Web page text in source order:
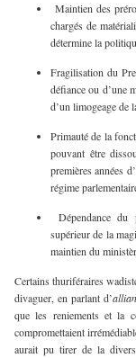
Maintien des
chargés de
détermine la
Fragilisation du
défiance ou d’une
d’un limogeage de
Primauté de la
pouvant être
premières années
régime
Dépendance
supérieur de la
maintien du
Certains thuriféraires
divaguer, en parlant d’
que les reniements et la
compromettaient
aurait pu tirer de la